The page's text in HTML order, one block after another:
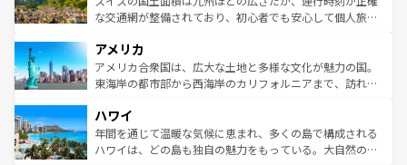
を参照してほしい。
戦など、本場だからこそできる体験も豊富。イギリスを旅
ンツ一覧を参照してほしい。
な交通網が整備されており、初心者でも安心して個人旅行
の建物がそのまま残る町や、スイスならではのユニークな
博物館もあり、アルプス観光だけでなく町歩きも満喫する
ことができる。国民の所得が高いため物価も高いが、旅行
ば市内交通費無料で観光を楽しむこともできる。 なお、新
着のスイス情報はコンテンツ一覧 を参照してほしい。
アメリカ
アメリカ合衆国は、広大な土地と多様な文化が魅力の国。
東海岸の都市部から西海岸のカリフォルニアまで、訪れる
のような巨大都市は、観光、ショッピング、エンターテイ
ンメントが詰まった刺激的なスポットだ。一方、アメリカ
西部には大自然が広がり、グランドキャニオンやイエロー
ハワイ
年間を通じて温暖な気候に恵まれ、多くの島で構成される
ハワイは、どの島も独自の魅力をもっている。大自然の神